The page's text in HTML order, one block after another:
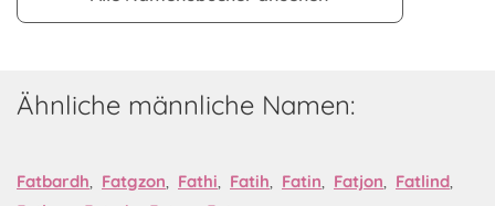
Ähnliche männliche Namen:
Fatbardh, Fatgzon, Fathi, Fatih, Fatin, Fatjon, Fatlind,